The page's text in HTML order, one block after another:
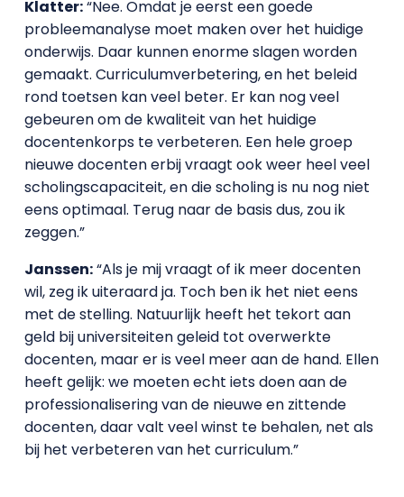
Klatter:“Nee. Omdat je eerst een goede
probleemanalyse moet maken over het huidige
onderwijs. Daar kunnen enorme slagen worden
gemaakt. Curriculumverbetering, en het beleid
rond toetsen kan veel beter. Er kan nog veel
gebeuren om de kwaliteit van het huidige
docentenkorps te verbeteren. Een hele groep
nieuwe docenten erbij vraagt ook weer heel veel
scholingscapaciteit, en die scholing is nu nog niet
eens optimaal. Terug naar de basis dus, zou ik
zeggen.”
Janssen:“Als je mij vraagt of ik meer docenten
wil, zeg ik uiteraard ja. Toch ben ik het niet eens
met de stelling. Natuurlijk heeft het tekort aan
geld bij universiteiten geleid tot overwerkte
docenten, maar er is veel meer aan de hand. Ellen
heeft gelijk: we moeten echt iets doen aan de
professionalisering van de nieuwe en zittende
docenten, daar valt veel winst te behalen, net als
bij het verbeteren van het curriculum.”